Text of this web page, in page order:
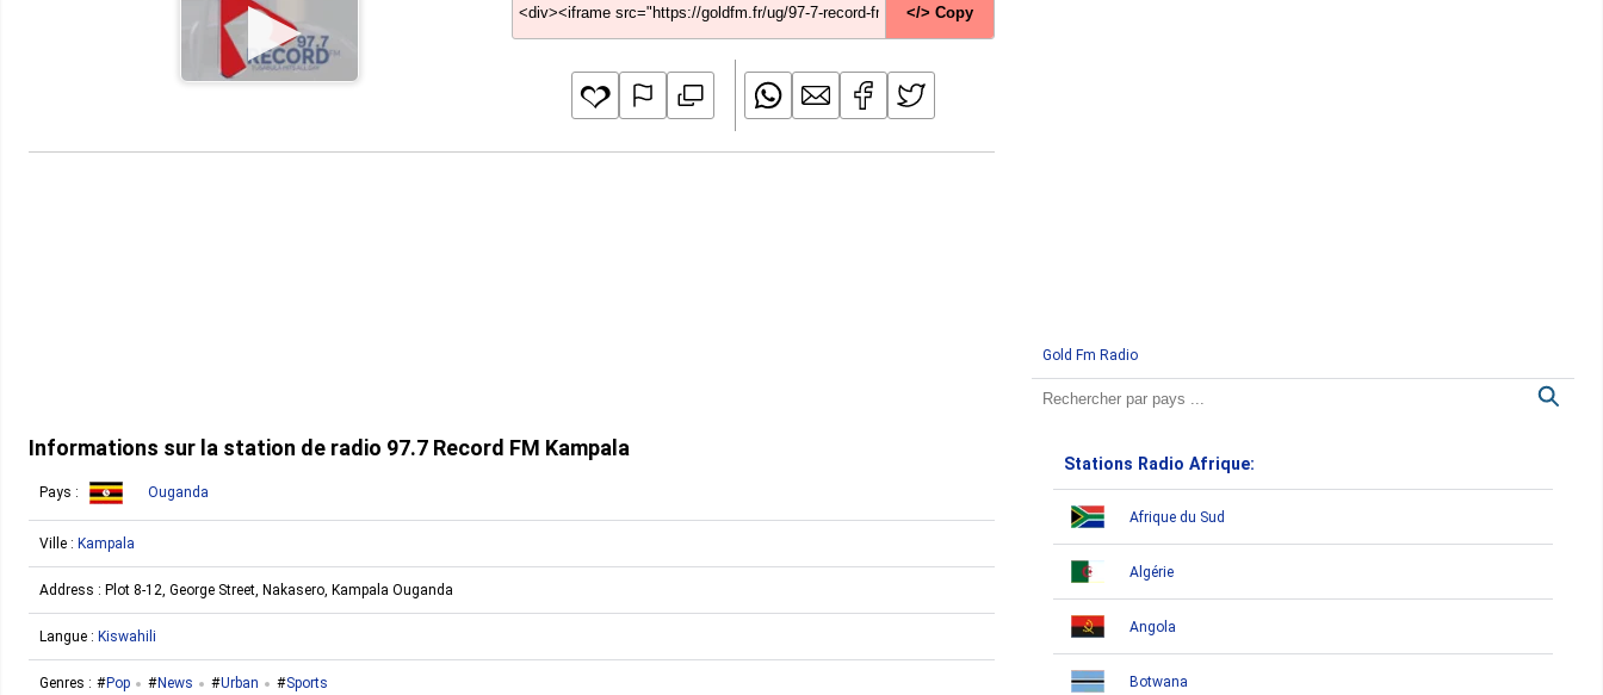
</> Copy
Informations sur la station de radio 97.7 Record FM Kampala
Pays : Ouganda
Ville : Kampala
Address : Plot 8-12, George Street, Nakasero, Kampala Ouganda
Langue : Kiswahili
Genres : Pop News Urban Sports
Gold Fm Radio
Stations Radio Afrique:
Afrique du Sud
Algérie
Angola
Botwana